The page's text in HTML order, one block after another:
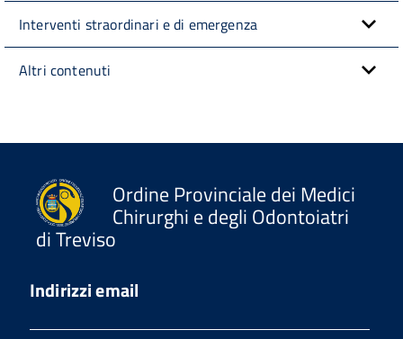
Interventi straordinari e di emergenza
Altri contenuti
Ordine Provinciale dei Medici
Chirurghi e degli Odontoiatri
di Treviso
Indirizzi email